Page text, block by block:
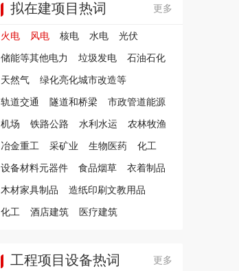
拟在建项目热词 更多
火电 风电 核电 水电
光伏
储能等其他电力
垃圾发电
石油石化
天然气
绿化亮化城市改造等
轨道交通
隧道和桥梁
市政管道能源
机场
铁路公路 水利水运
农林牧渔
冶金重工
采矿业 生物医药
化工
设备材料元器件
食品烟草
衣着制品
木材家具制品
造纸印刷文教用品
化工
酒店建筑 医疗建筑
工程项目设备热词 更多